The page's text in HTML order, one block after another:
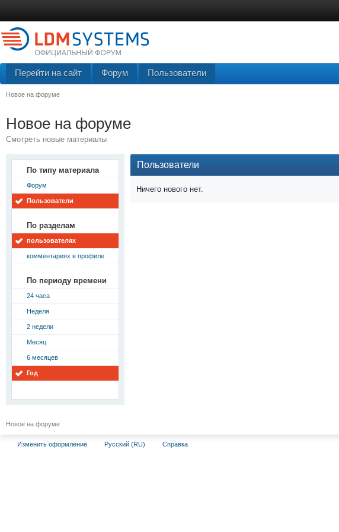
Перейти на сайт Форум Пользователи
Новое на форуме
Новое на форуме
Смотреть новые материалы
По типу материала
Форум
Пользователи
По разделам
пользователях
комментариях в профиле
По периоду времени
24 часа
Неделя
2 недели
Месяц
6 месяцев
Год
Пользователи
Ничего нового нет.
Новое на форуме
Изменить оформление Русский (RU) Справка